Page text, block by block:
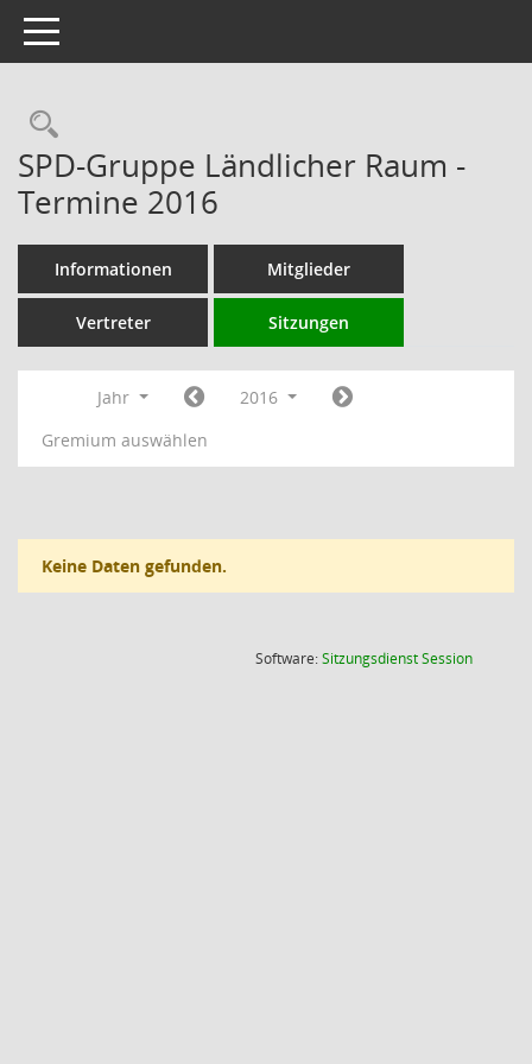
Toggle navigation
Rechercheauswahl
SPD-Gruppe Ländlicher Raum -
Termine 2016
Informationen Mitglieder
Vertreter Sitzungen
Jahr
2016
Gremium auswählen
Keine Daten gefunden.
Software:SitzungsdienstSession(Wird in